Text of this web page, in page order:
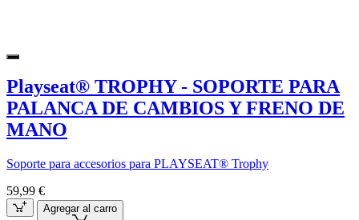
Playseat® TROPHY - SOPORTE PARA
PALANCA DE CAMBIOS Y FRENO DE
MANO
Soporte para accesorios para PLAYSEAT® Trophy
59,99 €
Agregar al carro